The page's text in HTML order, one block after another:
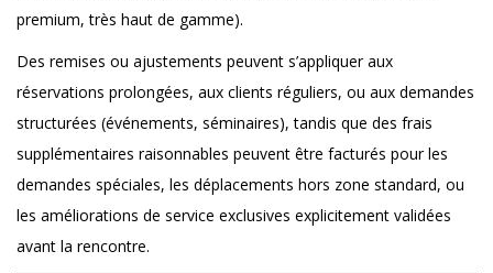
premium, très haut de gamme).
Des remises ou ajustements peuvent s’appliquer aux
réservations prolongées, aux clients réguliers, ou aux demandes
structurées (événements, séminaires), tandis que des frais
supplémentaires raisonnables peuvent être facturés pour les
demandes spéciales, les déplacements hors zone standard, ou
les améliorations de service exclusives explicitement validées
avant la rencontre.